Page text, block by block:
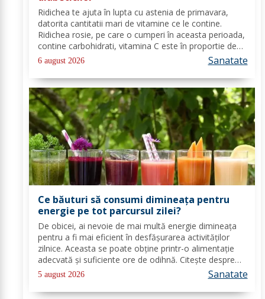
Ridichea te ajuta în lupta cu astenia de primavara,
datorita cantitatii mari de vitamine ce le contine.
Ridichea rosie, pe care o cumperi în aceasta perioada,
contine carbohidrati, vitamina C este în proportie de
25%, vitamina B, acid folic, potasiu, magneziu si multe
alte componente ce-ti sunt de...
6 august 2026 Sanatate
Ce băuturi să consumi dimineața pentru
energie pe tot parcursul zilei?
De obicei, ai nevoie de mai multă energie dimineața
pentru a fi mai eficient în desfășurarea activităților
zilnice. Aceasta se poate obține printr-o alimentație
adecvată și suficiente ore de odihnă. Citește despre
băuturile care pot oferi energie dimineața. În general,
oamenii aleg să bea cafea...
5 august 2026 Sanatate